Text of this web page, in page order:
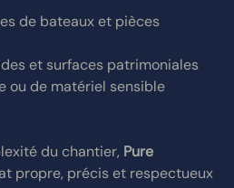
de bateaux et pièces
et surfaces patrimoniales
ou de matériel sensible
du chantier, Pure
propre, précis et respectueux